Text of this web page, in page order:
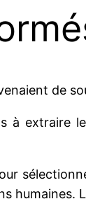
de
à extraire